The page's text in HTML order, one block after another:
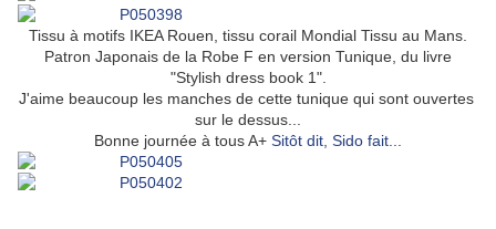
Tissu à motifs IKEA Rouen, tissu corail Mondial Tissu au Mans.
Patron Japonais de la Robe F en version Tunique, du livre
"Stylish dress book 1".
J'aime beaucoup les manches de cette tunique qui sont ouvertes
sur le dessus...
Bonne journée à tous A+ Sitôt dit, Sido fait...